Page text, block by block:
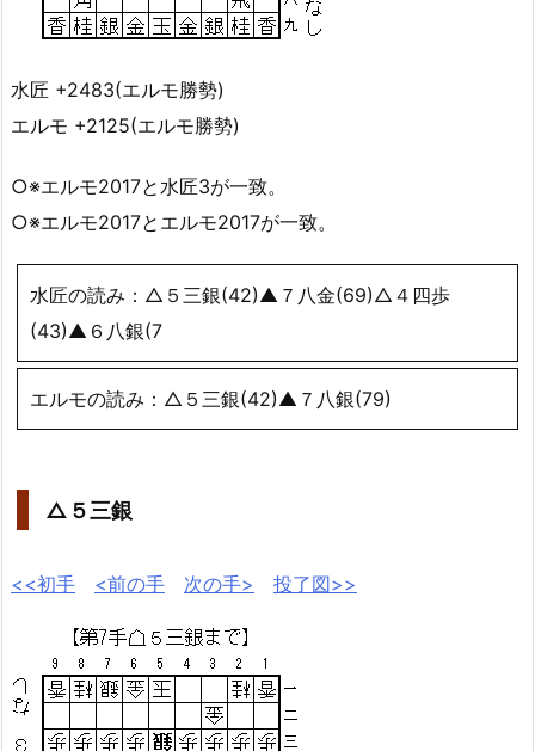
水匠 +2483(エルモ勝勢)
エルモ +2125(エルモ勝勢)
○※エルモ2017と水匠3が一致。
○※エルモ2017とエルモ2017が一致。
水匠の読み：△５三銀(42)▲７八金(69)△４四歩
(43)▲６八銀(7
エルモの読み：△５三銀(42)▲７八銀(79)
△５三銀
<<初手 <前の手 次の手> 投了図>>